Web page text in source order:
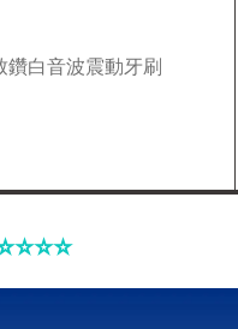
鑽白音波震動牙刷